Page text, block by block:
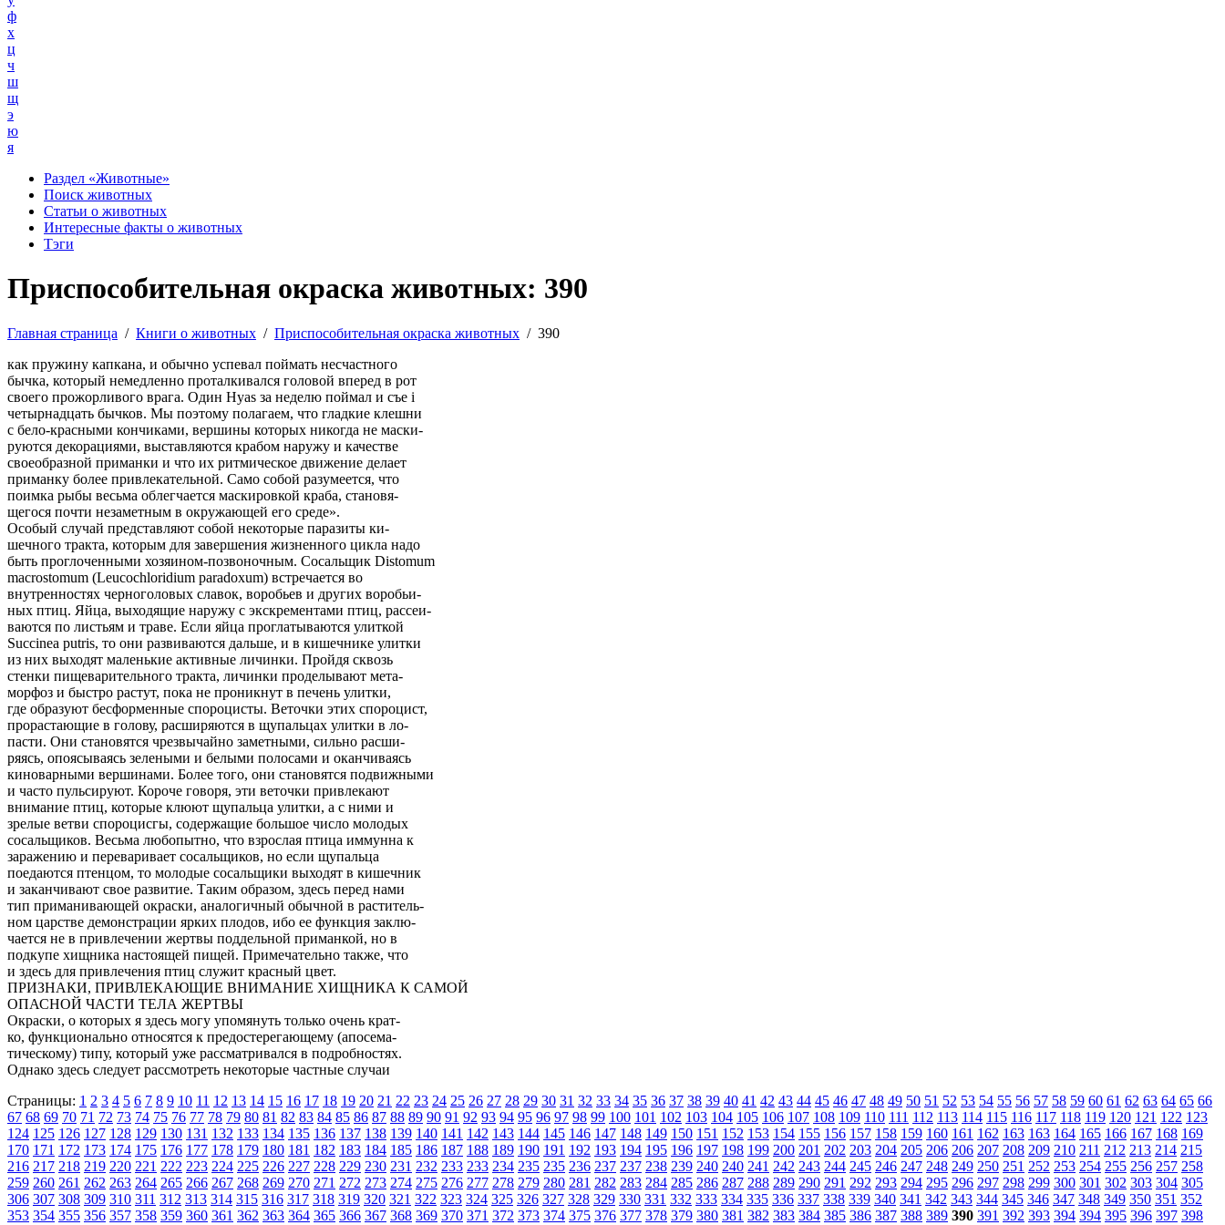
ф
х
ц
ч
ш
щ
э
ю
я
Раздел «Животные»
Поиск животных
Статьи о животных
Интересные факты о животных
Тэги
Приспособительная окраска животных: 390
Главная страница / Книги о животных / Приспособительная окраска животных / 390
как пружину капкана, и обычно успевал поймать несчастного
бычка, который немедленно проталкивался головой вперед в рот
своего прожорливого врага. Один Hyas за неделю поймал и съе i
четырнадцать бычков. Мы поэтому полагаем, что гладкие клешни
с бело-красными кончиками, вершины которых никогда не маски-
руются декорациями, выставляются крабом наружу и качестве
своеобразной приманки и что их ритмическое движение делает
приманку более привлекательной. Само собой разумеется, что
поимка рыбы весьма облегчается маскировкой краба, становя-
щегося почти незаметным в окружающей его среде».
Особый случай представляют собой некоторые паразиты ки-
шечного тракта, которым для завершения жизненного цикла надо
быть проглоченными хозяином-позвоночным. Сосальщик Distomum
macrostomum (Leucochloridium paradoxum) встречается во
внутренностях черноголовых славок, воробьев и других воробьи-
ных птиц. Яйца, выходящие наружу с экскрементами птиц, рассеи-
ваются по листьям и траве. Если яйца проглатываются улиткой
Succinea putris, то они развиваются дальше, и в кишечнике улитки
из них выходят маленькие активные личинки. Пройдя сквозь
стенки пищеварительного тракта, личинки проделывают мета-
морфоз и быстро растут, пока не проникнут в печень улитки,
где образуют бесформенные спороцисты. Веточки этих спороцист,
прорастающие в голову, расширяются в щупальцах улитки в ло-
пасти. Они становятся чрезвычайно заметными, сильно расши-
ряясь, опоясываясь зелеными и белыми полосами и оканчиваясь
киноварными вершинами. Более того, они становятся подвижными
и часто пульсируют. Короче говоря, эти веточки привлекают
внимание птиц, которые клюют щупальца улитки, а с ними и
зрелые ветви спороцисгы, содержащие большое число молодых
сосальщиков. Весьма любопытно, что взрослая птица иммунна к
заражению и переваривает сосальщиков, но если щупальца
поедаются птенцом, то молодые сосальщики выходят в кишечник
и заканчивают свое развитие. Таким образом, здесь перед нами
тип приманивающей окраски, аналогичный обычной в раститель-
ном царстве демонстрации ярких плодов, ибо ее функция заклю-
чается не в привлечении жертвы поддельной приманкой, но в
подкупе хищника настоящей пищей. Примечательно также, что
и здесь для привлечения птиц служит красный цвет.
ПРИЗНАКИ, ПРИВЛЕКАЮЩИЕ ВНИМАНИЕ ХИЩНИКА К САМОЙ
ОПАСНОЙ ЧАСТИ ТЕЛА ЖЕРТВЫ
Окраски, о которых я здесь могу упомянуть только очень крат-
ко, функционально относятся к предостерегающему (апосема-
тическому) типу, который уже рассматривался в подробностях.
Однако здесь следует рассмотреть некоторые частные случаи
Страницы: 1 2 3 4 5 6 7 8 9 10 11 12 13 14 15 16 17 18 19 20 21 22 23 24 25 26 27 28 29 30 31 32 33 34 35 36 37 38 39 40 41 42 43 44 45 46 47 48 49 50 51 52 53 54 55 56 57 58 59 60 61 62 63 64 65 66
67 68 69 70 71 72 73 74 75 76 77 78 79 80 81 82 83 84 85 86 87 88 89 90 91 92 93 94 95 96 97 98 99 100 101 102 103 104 105 106 107 108 109 110 111 112 113 114 115 116 117 118 119 120 121 122 123
124 125 126 127 128 129 130 131 132 133 134 135 136 137 138 139 140 141 142 143 144 145 146 147 148 149 150 151 152 153 154 155 156 157 158 159 160 161 162 163 163 164 165 166 167 168 169
170 171 172 173 174 175 176 177 178 179 180 181 182 183 184 185 186 187 188 189 190 191 192 193 194 195 196 197 198 199 200 201 202 203 204 205 206 206 207 208 209 210 211 212 213 214 215
216 217 218 219 220 221 222 223 224 225 226 227 228 229 230 231 232 233 233 234 235 235 236 237 237 238 239 240 240 241 242 243 244 245 246 247 248 249 250 251 252 253 254 255 256 257 258
259 260 261 262 263 264 265 266 267 268 269 270 271 272 273 274 275 276 277 278 279 280 281 282 283 284 285 286 287 288 289 290 291 292 293 294 295 296 297 298 299 300 301 302 303 304 305
306 307 308 309 310 311 312 313 314 315 316 317 318 319 320 321 322 323 324 325 326 327 328 329 330 331 332 333 334 335 336 337 338 339 340 341 342 343 344 345 346 347 348 349 350 351 352
353 354 355 356 357 358 359 360 361 362 363 364 365 366 367 368 369 370 371 372 373 374 375 376 377 378 379 380 381 382 383 384 385 386 387 388 389 390 391 392 393 394 394 395 396 397 398